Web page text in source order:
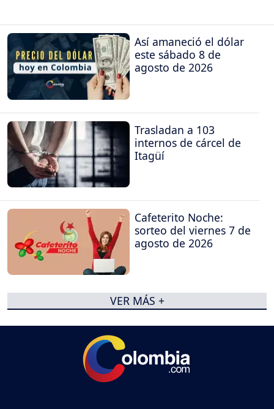
Así amaneció el dólar
este sábado 8 de
agosto de 2026
Trasladan a 103
internos de cárcel de
Itagüí
Cafeterito Noche:
sorteo del viernes 7 de
agosto de 2026
VER MÁS +